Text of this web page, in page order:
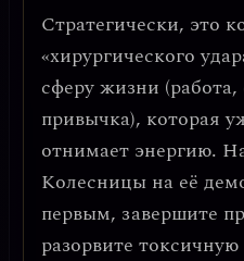
Стратегически, это
«хирургического
сферу жизни
привычка), которая
отнимает энергию.
Колесницы на её
первым, завершите
разорвите токсичную